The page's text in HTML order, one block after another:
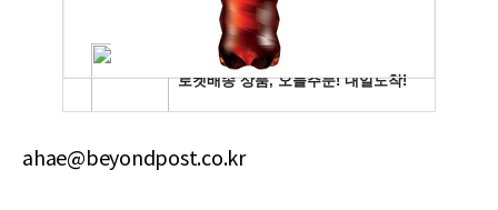
ahae@beyondpost.co.kr